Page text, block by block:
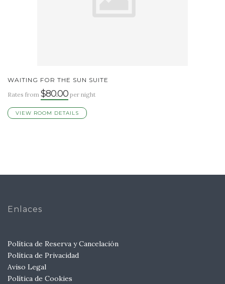
WAITING FOR THE SUN SUITE
Rates from $80.00 per night
VIEW ROOM DETAILS
Enlaces
Política de Reserva y Cancelación
Política de Privacidad
Aviso Legal
Política de Cookies